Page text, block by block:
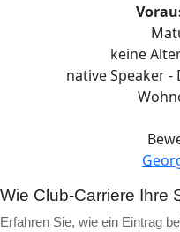
keine
native Speaker -
Wie Club-Carriere Ihre
Erfahren Sie, wie ein Eintrag